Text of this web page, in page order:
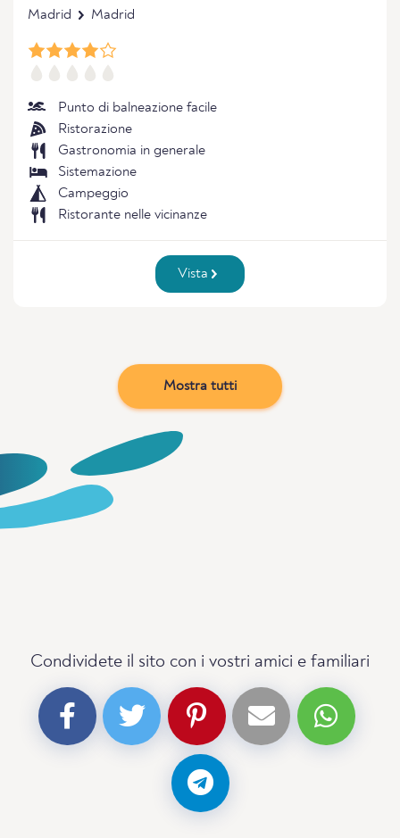
Madrid Madrid
Punto di balneazione facile
Ristorazione
Gastronomia in generale
Sistemazione
Campeggio
Ristorante nelle vicinanze
Vista
Mostra tutti
Condividete il sito con i vostri amici e familiari